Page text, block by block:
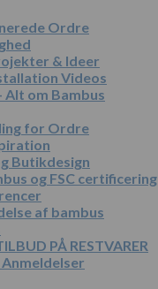
Ordre
& Ideer
Videos
Alt om Bambus
for Ordre
Butikdesign
og FSC certificering
af bambus
PÅ RESTVARER